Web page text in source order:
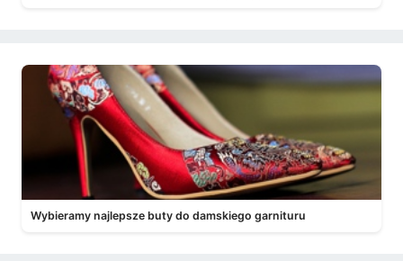
Wybieramy najlepsze buty do damskiego garnituru